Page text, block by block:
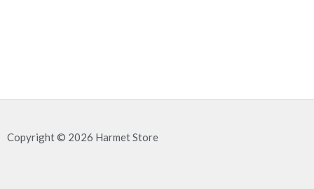
Copyright © 2026 Harmet Store